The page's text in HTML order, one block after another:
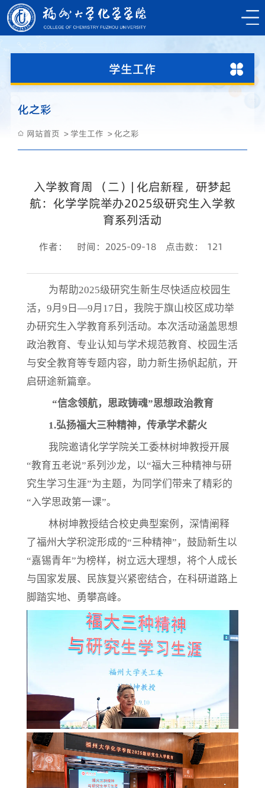
学生工作
化之彩
网站首页 学生工作 化之彩
入学教育周 （二）| 化启新程，研梦起
航：化学学院举办2025级研究生入学教
育系列活动
作者： 时间：2025-09-18 点击数： 121
为帮助2025级研究生新生尽快适应校园生
活，9月9日—9月17日，我院于旗山校区成功举
办研究生入学教育系列活动。本次活动涵盖思想
政治教育、专业认知与学术规范教育、校园生活
与安全教育等专题内容，助力新生扬帆起航，开
启研途新篇章。
“信念领航，思政铸魂”思想政治教育
1.弘扬福大三种精神，传承学术薪火
我院邀请化学学院关工委林树坤教授开展
“教育五老说”系列沙龙，以“福大三种精神与研
究生学习生涯”为主题，为同学们带来了精彩的
“入学思政第一课”。
林树坤教授结合校史典型案例，深情阐释
了福州大学积淀形成的“三种精神”，鼓励新生以
“嘉锡青年”为榜样，树立远大理想，将个人成长
与国家发展、民族复兴紧密结合，在科研道路上
脚踏实地、勇攀高峰。